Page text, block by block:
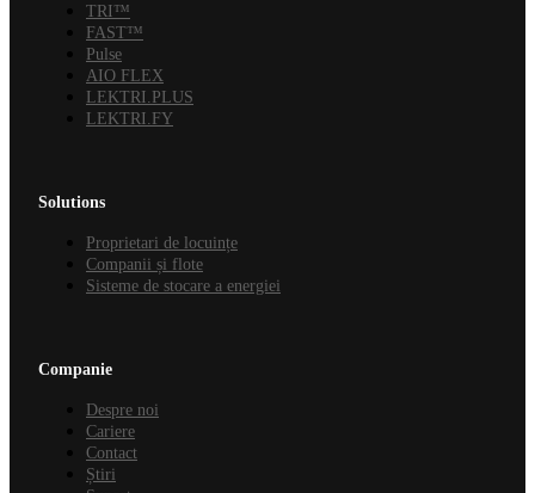
TRI™
FAST™
Pulse
AIO FLEX
LEKTRI.PLUS
LEKTRI.FY
Solutions
Proprietari de locuințe
Companii și flote
Sisteme de stocare a energiei
Companie
Despre noi
Cariere
Contact
Știri